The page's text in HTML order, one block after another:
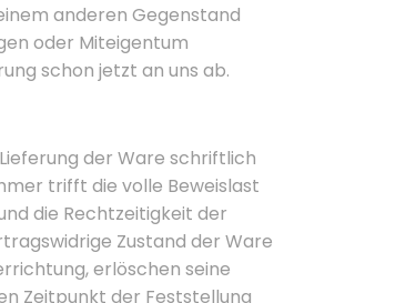
anderen Gegenstand
oder Miteigentum
schon jetzt an uns ab.
der Ware schriftlich
trifft die volle Beweislast
die Rechtzeitigkeit der
Zustand der Ware
erlöschen seine
Zeitpunkt der Feststellung